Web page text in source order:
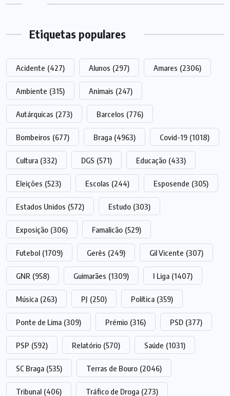
Etiquetas populares
Acidente (427) Alunos (297) Amares (2306)
Ambiente (315) Animais (247)
Autárquicas (273) Barcelos (776)
Bombeiros (677) Braga (4963) Covid-19 (1018)
Cultura (332) DGS (571) Educação (433)
Eleições (523) Escolas (244) Esposende (305)
Estados Unidos (572) Estudo (303)
Exposição (306) Famalicão (529)
Futebol (1709) Gerês (249) Gil Vicente (307)
GNR (958) Guimarães (1309) I Liga (1407)
Música (263) PJ (250) Política (359)
Ponte de Lima (309) Prémio (316) PSD (377)
PSP (592) Relatório (570) Saúde (1031)
SC Braga (535) Terras de Bouro (2046)
Tribunal (406) Tráfico de Droga (273)